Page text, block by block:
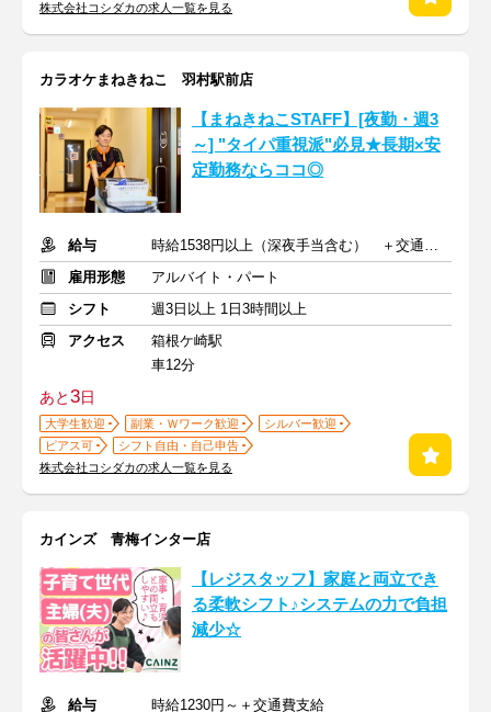
株式会社コシダカの求人一覧を見る
カラオケまねきねこ 羽村駅前店
【まねきねこSTAFF】[夜勤・週3
～] "タイパ重視派"必見★長期×安
定勤務ならココ◎
給与
時給1538円以上（深夜手当含む） ＋交通費支給
雇用形態
アルバイト・パート
シフト
週3日以上 1日3時間以上
アクセス
箱根ケ崎駅
車12分
あと3日
大学生歓迎 副業・Ｗワーク歓迎
シルバー歓迎
ピアス可
シフト自由・自己申告
株式会社コシダカの求人一覧を見る
カインズ 青梅インター店
【レジスタッフ】家庭と両立でき
る柔軟シフト♪システムの力で負担
減少☆
給与 時給1230円～＋交通費支給